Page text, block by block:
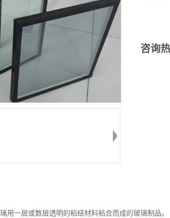
咨询热
用一层或数层透明的粘结材料粘合而成的玻璃制品。